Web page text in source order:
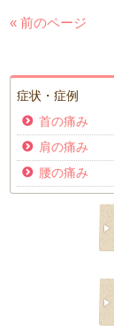
« 前のページ
症状・症例
首の痛み
肩の痛み
腰の痛み